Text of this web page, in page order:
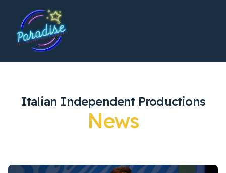
Italian Independent Productions
News